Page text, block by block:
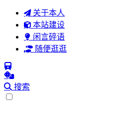
关于本人
本站建设
闲言碎语
随便逛逛
搜索